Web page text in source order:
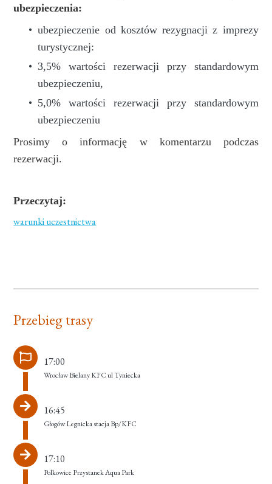
ubezpieczenia:
ubezpieczenie od kosztów rezygnacji z imprezy
turystycznej:
3,5% wartości rezerwacji przy standardowym
ubezpieczeniu,
5,0% wartości rezerwacji przy standardowym
ubezpieczeniu
Prosimy o informację w komentarzu podczas
rezerwacji.
Przeczytaj:
warunki uczestnictwa
Przebieg trasy
17:00
Wrocław Bielany KFC ul Tyniecka
16:45
Głogów Legnicka stacja Bp/KFC
17:10
Polkowice Przystanek Aqua Park